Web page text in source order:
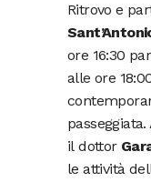
Ritrovo e
ore 16:30
alle ore
il dottor
le attività